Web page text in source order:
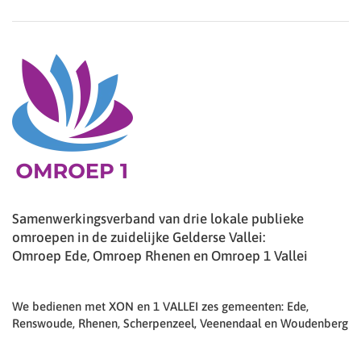
Samenwerkingsverband van drie lokale publieke
omroepen in de zuidelijke Gelderse Vallei:
Omroep Ede, Omroep Rhenen en Omroep 1 Vallei
We bedienen met XON en 1 VALLEI zes gemeenten: Ede,
Renswoude, Rhenen, Scherpenzeel, Veenendaal en Woudenberg